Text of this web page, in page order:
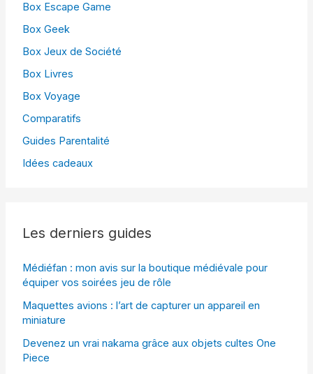
Box Escape Game
Box Geek
Box Jeux de Société
Box Livres
Box Voyage
Comparatifs
Guides Parentalité
Idées cadeaux
Les derniers guides
Médiéfan : mon avis sur la boutique médiévale pour
équiper vos soirées jeu de rôle
Maquettes avions : l’art de capturer un appareil en
miniature
Devenez un vrai nakama grâce aux objets cultes One
Piece